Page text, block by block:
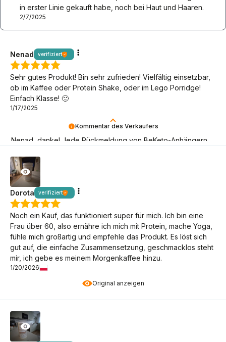
in erster Linie gekauft habe, noch bei Haut und Haaren.
2/7/2025
Kommentar des Verkäufers
Nenad, danke! Jede Rückmeldung von BeKeto-Anhängern
Nenad verifiziert
Sehr gutes Produkt! Bin sehr zufrieden! Vielfältig einsetzbar,
ob im Kaffee oder Protein Shake, oder im Lego Porridge!
Einfach Klasse! 🙂
1/17/2025
Original anzeigen
Dorota verifiziert
Noch ein Kauf, das funktioniert super für mich. Ich bin eine
Frau über 60, also ernähre ich mich mit Protein, mache Yoga,
fühle mich großartig und empfehle das Produkt. Es löst sich
gut auf, die einfache Zusammensetzung, geschmacklos steht
mir, ich gebe es meinem Morgenkaffee hinzu.
1/20/2026